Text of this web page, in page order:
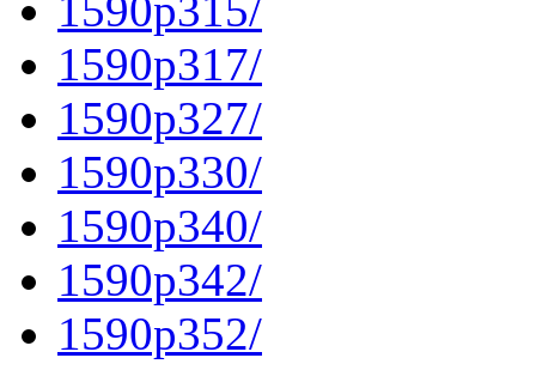
1590p317/
1590p327/
1590p330/
1590p340/
1590p342/
1590p352/